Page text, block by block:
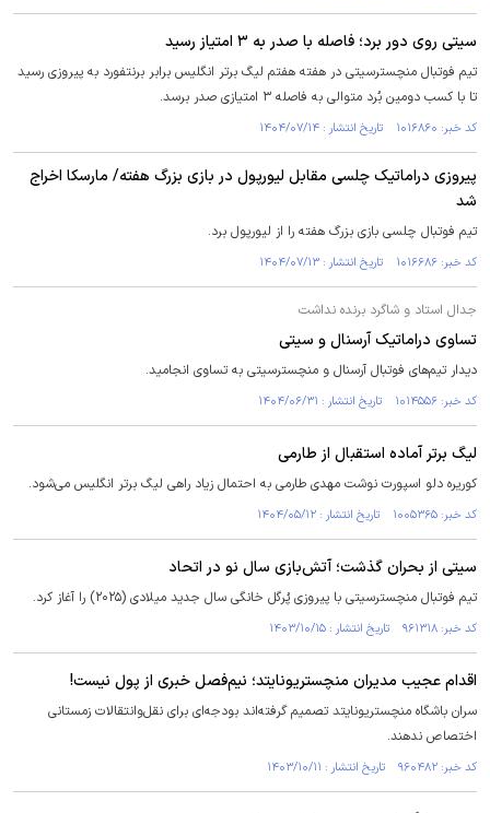
سیتی روی دور برد؛ فاصله با صدر به ۳ امتیاز رسید
تیم فوتبال منچسترسیتی در هفته هفتم لیگ برتر انگلیس برابر برنتفورد به پیروزی رسید
تا با کسب دومین بُرد متوالی به فاصله ۳ امتیازی صدر برسد.
کد خبر: ۱۰۱۶۸۶۰ تاریخ انتشار : ۱۴۰۴/۰۷/۱۴
پیروزی دراماتیک چلسی مقابل لیورپول در بازی بزرگ هفته/ مارسکا اخراج
شد
تیم فوتبال چلسی بازی بزرگ هفته را از لیورپول برد.
کد خبر: ۱۰۱۶۶۸۶ تاریخ انتشار : ۱۴۰۴/۰۷/۱۳
جدال استاد و شاگرد برنده نداشت
تساوی دراماتیک آرسنال و سیتی
دیدار تیم‌های فوتبال آرسنال و منچسترسیتی به تساوی انجامید.
کد خبر: ۱۰۱۴۵۵۶ تاریخ انتشار : ۱۴۰۴/۰۶/۳۱
لیگ برتر آماده استقبال از طارمی
کوریره دلو اسپورت نوشت مهدی طارمی به احتمال زیاد راهی لیگ برتر انگلیس می‌شود.
کد خبر: ۱۰۰۵۳۶۵ تاریخ انتشار : ۱۴۰۴/۰۵/۱۲
سیتی از بحران گذشت؛ آتش‌بازی سال نو در اتحاد
تیم فوتبال منچسترسیتی با پیروزی پُرگل خانگی سال جدید میلادی (۲۰۲۵) را آغاز کرد.
کد خبر: ۹۶۱۳۱۸ تاریخ انتشار : ۱۴۰۳/۱۰/۱۵
اقدام عجیب مدیران منچستریونایتد؛ نیم‌فصل خبری از پول نیست!
سران باشگاه منچستریونایتد تصمیم گرفته‌اند بودجه‌ای برای نقل‌وانتقالات زمستانی
اختصاص ندهند.
کد خبر: ۹۶۰۴۸۲ تاریخ انتشار : ۱۴۰۳/۱۰/۱۱